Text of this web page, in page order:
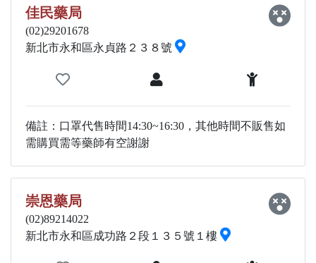
佳民藥局
(02)29201678
新北市永和區永貞路２３８號
備註：口罩代售時間14:30~16:30，其他時間不販售如
需購買需等藥師有空謝謝
崇恩藥局
(02)89214022
新北市永和區成功路２段１３５號１樓